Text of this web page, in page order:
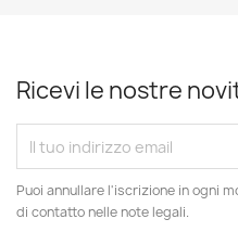
Ricevi le nostre
Puoi annullare l'iscrizione in ogni
di contatto nelle note legali.